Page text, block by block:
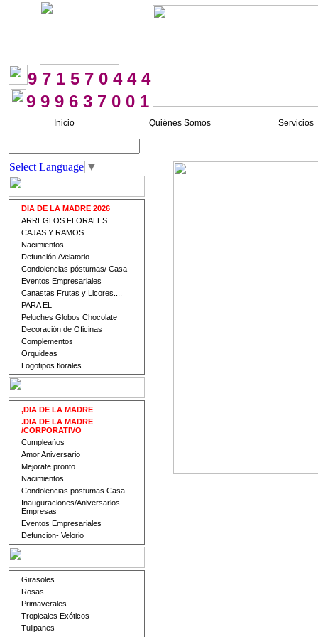
9 7 1 5 7 0 4 4 4
9 9 9 6 3 7 0 0 1
Inicio Quiénes Somos Servicios
Select Language ▼
DIA DE LA MADRE 2026
ARREGLOS FLORALES
CAJAS Y RAMOS
Nacimientos
Defunción /Velatorio
Condolencias póstumas/ Casa
Eventos Empresariales
Canastas Frutas y Licores....
PARA EL
Peluches Globos Chocolate
Decoración de Oficinas
Complementos
Orquideas
Logotipos florales
,DIA DE LA MADRE
.DIA DE LA MADRE
/CORPORATIVO
Cumpleaños
Amor Aniversario
Mejorate pronto
Nacimientos
Condolencias postumas Casa.
Inauguraciones/Aniversarios
Empresas
Eventos Empresariales
Defuncion- Velorio
Girasoles
Rosas
Primaverales
Tropicales Exóticos
Tulipanes